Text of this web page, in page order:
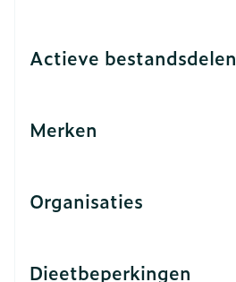
Actieve bestandsdelen
Merken
Organisaties
Dieetbeperkingen